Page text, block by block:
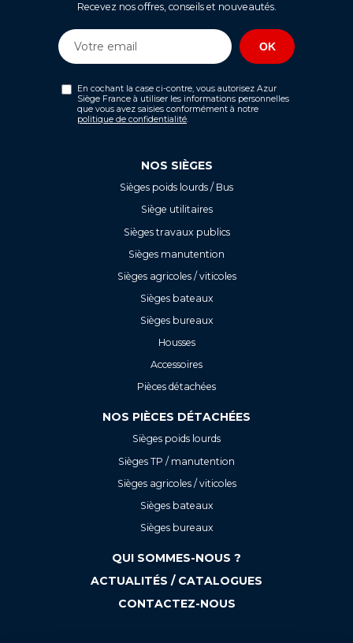
Recevez nos offres, conseils et nouveautés.
En cochant la case ci-contre, vous autorisez Azur
Siège France à utiliser les informations personnelles
que vous avez saisies conformément à notre
politique de confidentialité.
NOS SIÈGES
Sièges poids lourds / Bus
Siège utilitaires
Sièges travaux publics
Sièges manutention
Sièges agricoles / viticoles
Sièges bateaux
Sièges bureaux
Housses
Accessoires
Pièces détachées
NOS PIÈCES DÉTACHÉES
Sièges poids lourds
Sièges TP / manutention
Sièges agricoles / viticoles
Sièges bateaux
Sièges bureaux
QUI SOMMES-NOUS ?
ACTUALITÉS / CATALOGUES
CONTACTEZ-NOUS